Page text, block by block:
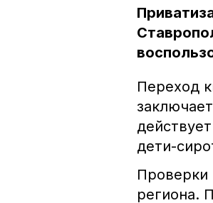
Переход
дети-
Проверки
региона.